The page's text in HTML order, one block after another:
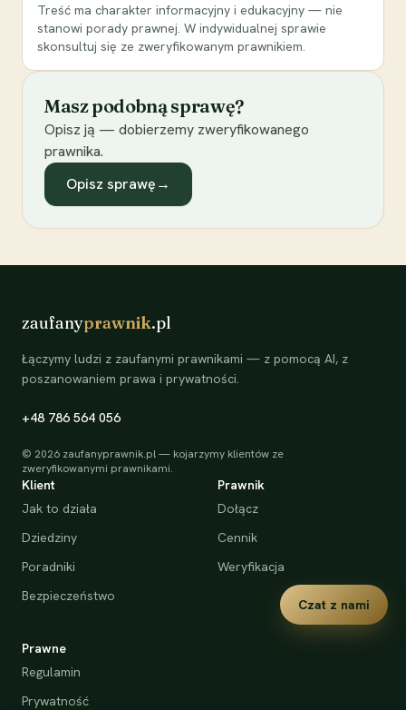
Treść ma charakter informacyjny i edukacyjny — nie
stanowi porady prawnej. W indywidualnej sprawie
skonsultuj się ze zweryfikowanym prawnikiem.
Masz podobną sprawę?
Opisz ją — dobierzemy zweryfikowanego
prawnika.
Opisz sprawę→
zaufanyprawnik.pl
Łączymy ludzi z zaufanymi prawnikami — z pomocą AI, z
poszanowaniem prawa i prywatności.
+48 786 564 056
© 2026 zaufanyprawnik.pl — kojarzymy klientów ze
zweryfikowanymi prawnikami.
Klient
Jak to działa
Dziedziny
Poradniki
Bezpieczeństwo
Prawnik
Dołącz
Cennik
Weryfikacja
Prawne
Regulamin
Prywatność
Czat z nami